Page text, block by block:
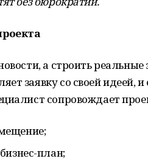
а строить реальные
заявку со своей идеей,
сопровождает
план;